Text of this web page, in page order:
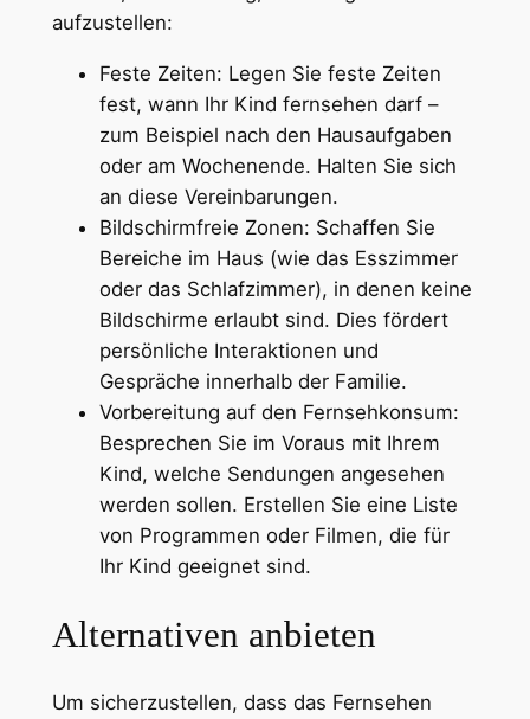
aufzustellen:
Feste Zeiten: Legen Sie feste Zeiten
fest, wann Ihr Kind fernsehen darf –
zum Beispiel nach den Hausaufgaben
oder am Wochenende. Halten Sie sich
an diese Vereinbarungen.
Bildschirmfreie Zonen: Schaffen Sie
Bereiche im Haus (wie das Esszimmer
oder das Schlafzimmer), in denen keine
Bildschirme erlaubt sind. Dies fördert
persönliche Interaktionen und
Gespräche innerhalb der Familie.
Vorbereitung auf den Fernsehkonsum:
Besprechen Sie im Voraus mit Ihrem
Kind, welche Sendungen angesehen
werden sollen. Erstellen Sie eine Liste
von Programmen oder Filmen, die für
Ihr Kind geeignet sind.
Alternativen anbieten
Um sicherzustellen, dass das Fernsehen